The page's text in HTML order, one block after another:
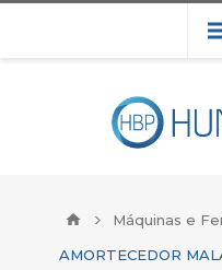
Máquinas e
AMORTECEDOR